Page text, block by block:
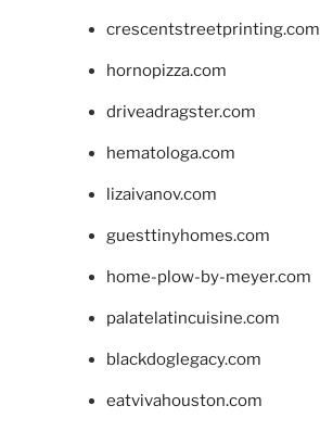
crescentstreetprinting.com
hornopizza.com
driveadragster.com
hematologa.com
lizaivanov.com
guesttinyhomes.com
home-plow-by-meyer.com
palatelatincuisine.com
blackdoglegacy.com
eatvivahouston.com